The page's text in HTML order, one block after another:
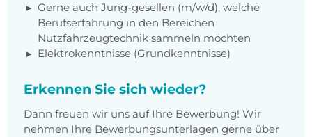
Gerne auch Jung-gesellen (m/w/d), welche
Berufserfahrung in den Bereichen
Nutzfahrzeugtechnik sammeln möchten
Elektrokenntnisse (Grundkenntnisse)
Erkennen Sie sich wieder?
Dann freuen wir uns auf Ihre Bewerbung! Wir
nehmen Ihre Bewerbungsunterlagen gerne über